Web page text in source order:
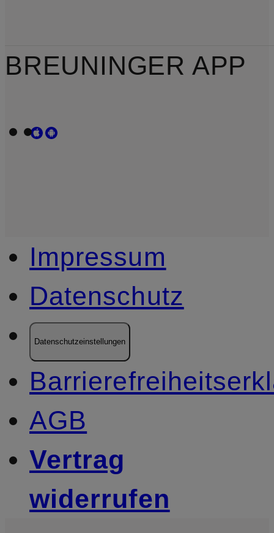
BREUNINGER APP
Impressum
Datenschutz
Datenschutzeinstellungen
AGB
Vertrag
widerrufen